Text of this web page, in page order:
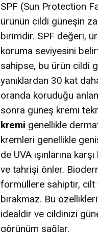
SPF (Sun Protection
ürünün cildi güneşin
birimdir. SPF değeri,
koruma seviyesini
sahipse, bu ürün cildi
yanıklardan 30 kat
oranda koruduğu
sonra güneş kremi
kremi genellikle
kremleri genellikle
de UVA ışınlarına
ve tahrişi önler.
formüllere sahiptir, cilt
bırakmaz. Bu
idealdir ve cildinizi
görünüm sağlar.